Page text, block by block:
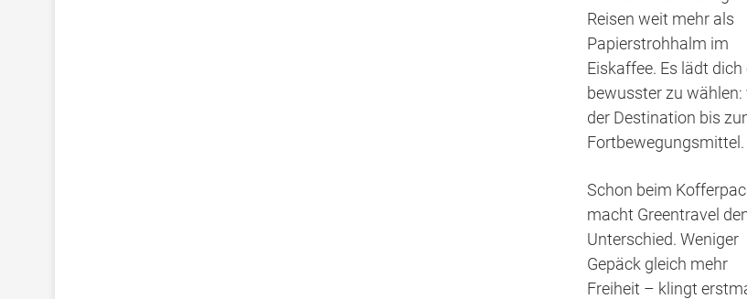
Reisen weit mehr als
Papierstrohhalm im
Eiskaffee. Es lädt dich
bewusster zu wählen:
der Destination bis
Fortbewegungsmittel.
Schon beim
macht Greentravel
Unterschied. Weniger
Gepäck gleich mehr
Freiheit – klingt